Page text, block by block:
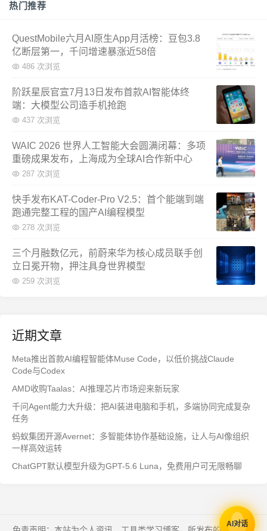
热门推荐
QuestMobile六月AI原生App月活榜：豆包3.8
亿断层第一，千问增速暴涨近58倍
486 次浏览
阶跃星辰官宣7月13日发布首款AI智能体终
端：大模型公司造手机抢跑
437 次浏览
WAIC 2026 世界人工智能大会圆满闭幕：多项
重磅成果发布，上海成为全球AI合作新中心
287 次浏览
快手发布KAT-Coder-Pro V2.5：首个能端到端
跑通完整工程的国产AI编程模型
278 次浏览
三个月融数亿元，前蔚来华为核心成员联手创
立日冕开物，押注具身世界模型
259 次浏览
近期文章
Meta推出首款AI编程智能体Muse Code，以低价挑战Claude
Code与Codex
AMD收购Taalas：AI推理芯片市场迎来新玩家
千问Agent能力大升级：把AI装进电脑和手机，多端协同完成复杂
任务
蚂蚁集团开源Avernet：多智能体协作基础设施，让人与AI像组织
一样高效运转
ChatGPT默认模型升级为GPT-5.6 Luna，免费用户可无限畅聊
AI对话